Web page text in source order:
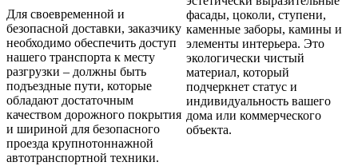
фасады, цоколи, ступени,
каменные заборы, камины и
элементы интерьера. Это
экологически чистый
материал, который
подчеркнет статус и
индивидуальность вашего
дома или коммерческого
объекта.
Для своевременной и
безопасной доставки, заказчику
необходимо обеспечить доступ
нашего транспорта к месту
разгрузки – должны быть
подъездные пути, которые
обладают достаточным
качеством дорожного покрытия
и шириной для безопасного
проезда крупнотоннажной
автотранспортной техники.